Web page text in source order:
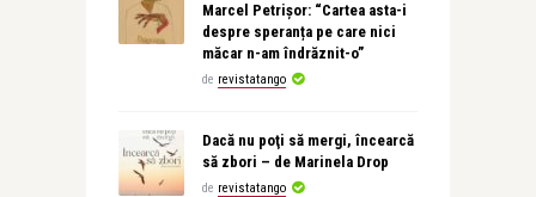
Marcel Petrișor: “Cartea asta-i
despre speranța pe care nici
măcar n-am îndrăznit-o”
de revistatango
Dacă nu poţi să mergi, încearcă
să zbori – de Marinela Drop
de revistatango